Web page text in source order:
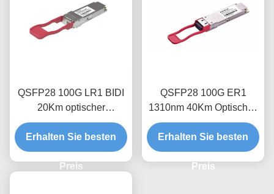
QSFP28 100G LR1 BIDI
20Km optischer
Empfängermodul
Erhalten Sie besten
Preis
QSFP28 100G ER1
1310nm 40Km Optisches
Transceiver-Modul
Erhalten Sie besten
Preis